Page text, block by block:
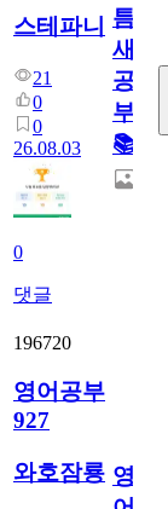
스테파니
21
0
0
26.08.03
0
댓글
틈
새
공
부!
📚
196720
영어공부
927
와호잠룡 영